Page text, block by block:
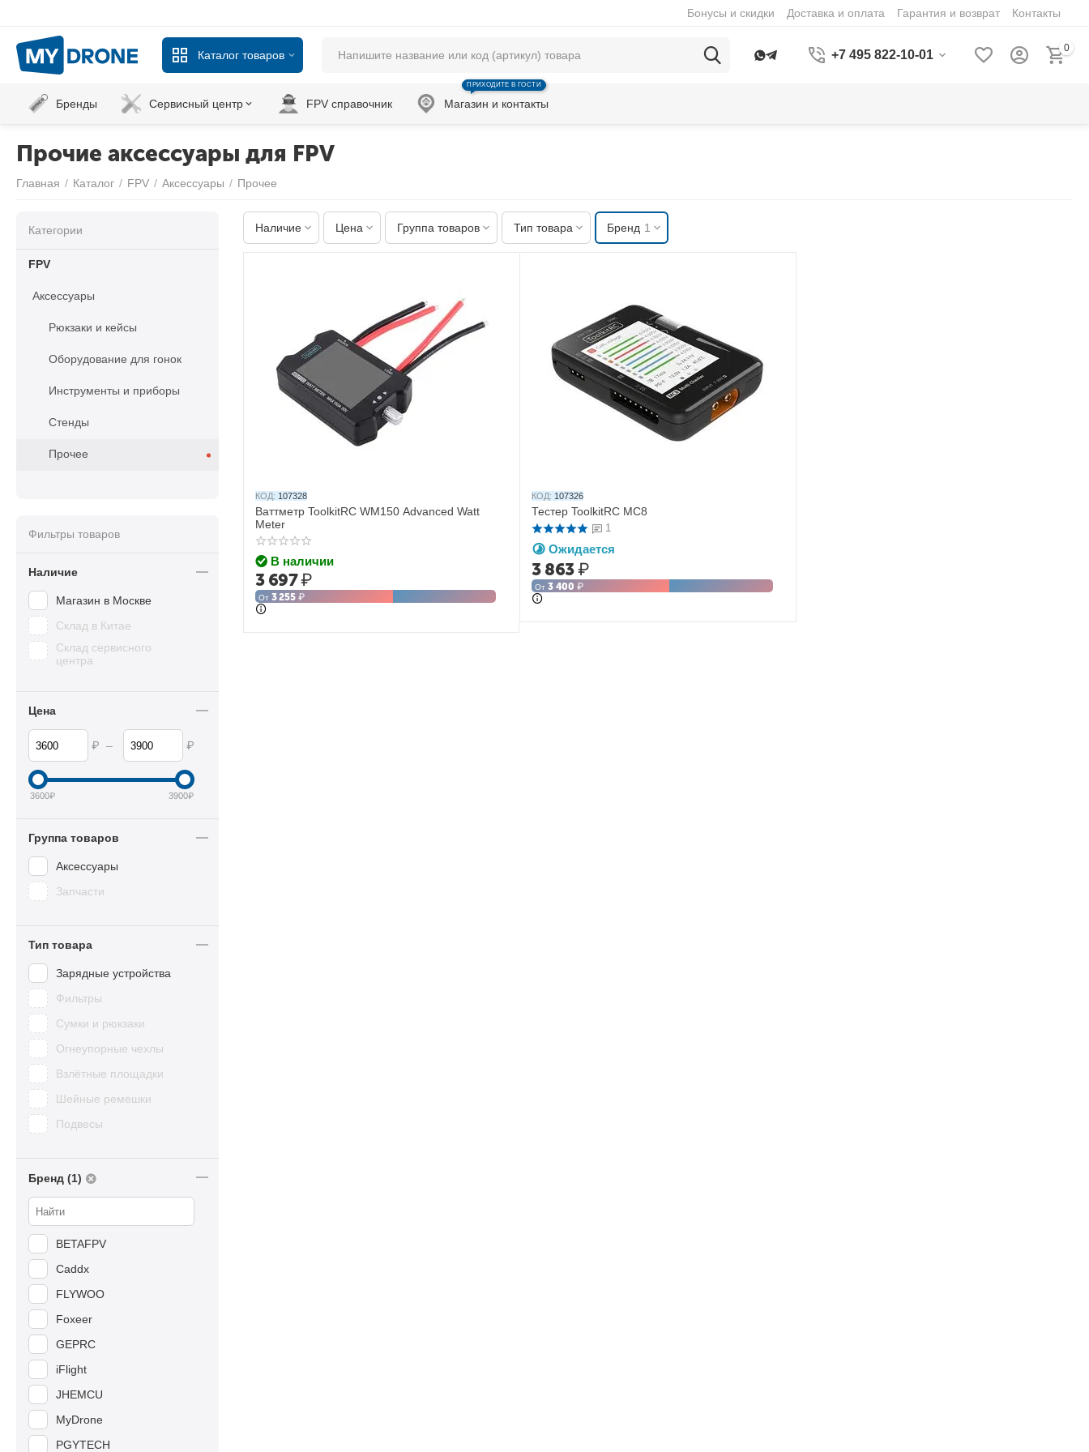
Бонусы и скидки Доставка и оплата Гарантия и возврат Контакты
Каталог товаров +7 495 822-10-01 0
Бренды Сервисный центр FPV справочник Магазин и контакты
ПРИХОДИТЕ В ГОСТИ
Прочие аксессуары для FPV
Главная / Каталог / FPV / Аксессуары / Прочее
Наличие Цена Группа товаров Тип товара Бренд 1
КОД: 107328
Ваттметр ToolkitRC WM150 Advanced Watt
Meter
В наличии
3 697₽
От 3 255 ₽
КОД: 107326
Тестер ToolkitRC MC8
1
Ожидается
3 863₽
От3 400 ₽
Категории
FPV
Аксессуары
Рюкзаки и кейсы
Оборудование для гонок
Инструменты и приборы
Стенды
Прочее
Фильтры товаров
Наличие
Магазин в Москве
Склад в Китае
Склад сервисного
центра
Цена
₽ – ₽
3600₽ 3900₽
Группа товаров
Аксессуары
Запчасти
Тип товара
Зарядные устройства
Фильтры
Сумки и рюкзаки
Огнеупорные чехлы
Взлётные площадки
Шейные ремешки
Подвесы
Бренд (1)
BETAFPV
Caddx
FLYWOO
Foxeer
GEPRC
iFlight
JHEMCU
MyDrone
PGYTECH